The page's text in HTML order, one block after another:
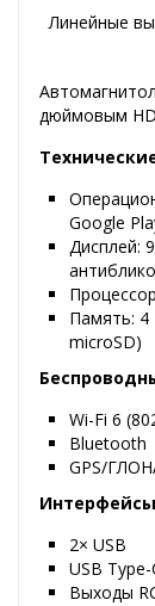
Линейные
дюймовым
Google
Дисплей:
Память: 4
microSD)
Wi-Fi 6
Bluetooth
GPS/
2× USB
USB
Выходы